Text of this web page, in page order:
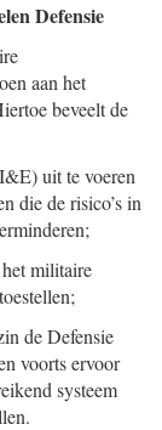
Defensie
aan het
beveelt de
uit te voeren
die de risico’s in
militaire
de Defensie
voorts ervoor
systeem